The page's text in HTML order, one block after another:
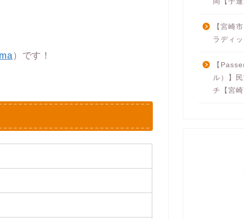
）です！
【宮崎
ラディ
【
ル）】
チ【宮崎